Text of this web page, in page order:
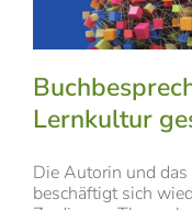
Lernkultur
Die Autorin und
beschäftigt sich